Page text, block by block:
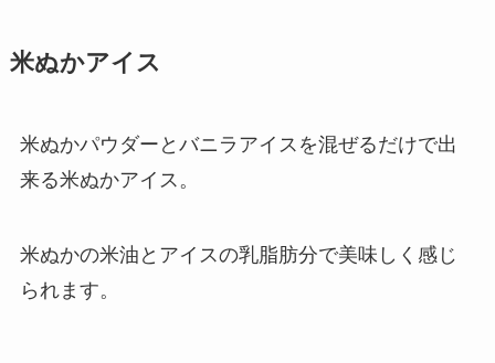
米ぬかアイス
米ぬかパウダーとバニラアイスを混ぜるだけで出
来る米ぬかアイス。
米ぬかの米油とアイスの乳脂肪分で美味しく感じ
られます。